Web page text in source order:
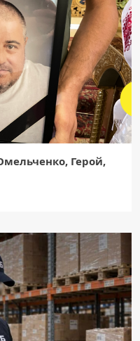
Герой,